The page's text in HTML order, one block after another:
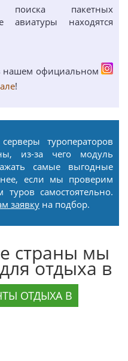
пакетных
авиатуры находятся
нашем официальном
!
туроператоров
из-за чего модуль
самые выгодные
если мы проверим
самостоятельно.
заявку на подбор.
страны мы
отдыха в
ОТДЫХА В